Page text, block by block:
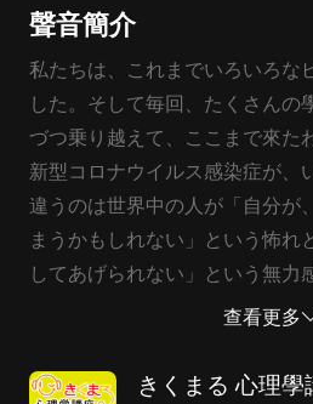
聲音簡介
私たちは、これまでいろいろな
した。そして毎回、たくさん
づつ乗り越えて、ここまで來た
新型コロナウイルス感染症が、
違うのは世界中の人が「自分が
まうかもしれない」という怖れ
してあげられない」という無力
く続いているということだと思
「大切な人に、なにもしてあげ
查看更多